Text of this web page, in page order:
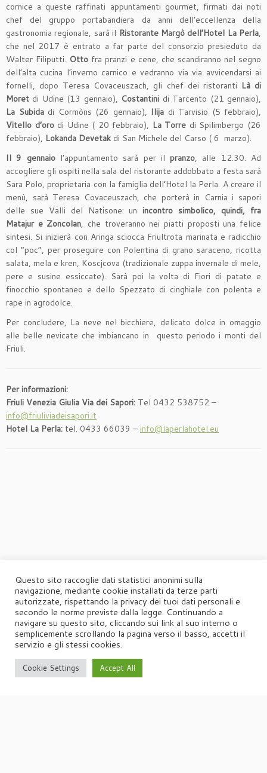
cornice a queste raffinati appuntamenti gourmet, firmati dai noti
chef del gruppo portabandiera da anni dell’eccellenza della
gastronomia regionale, sarà il Ristorante Margò dell’Hotel La Perla,
che nel 2017 è entrato a far parte del consorzio presieduto da
Walter Filiputti. Otto fra pranzi e cene, che scandiranno nel segno
dell’alta cucina l’inverno carnico e vedranno via via avvicendarsi ai
fornelli, dopo Teresa Covaceuszach, gli chef dei ristoranti Là di
Moret di Udine (13 gennaio), Costantini di Tarcento (21 gennaio),
La Subidadi Cormòns (26 gennaio), Ilija di Tarvisio (5 febbraio),
Vitello d’orodi Udine ( 20 febbraio), La Torre di Spilimbergo (26
febbraio), Lokanda Devetak di San Michele del Carso ( 6 marzo).
Il 9 gennaiol’appuntamento sarà per il pranzo, alle 12.30. Ad
accogliere gli ospiti nella sala del ristorante addobbato a festa sarà
Sara Polo, proprietaria con la famiglia dell’Hotel la Perla. A creare il
menù, sarà Teresa Covaceuszach, che porterà in Carnia i sapori
delle sue Valli del Natisone: un incontro simbolico, quindi, fra
Matajur e Zoncolan, che troveranno nei piatti proposti una felice
sintesi. Si inizierà con Aringa sciocca Friultrota marinata e radicchio
col “poc”, per proseguire con Polentina di grano saraceno, ricotta
salata, mela e kren, Koscjcova (tradizionale zuppa invernale di mele,
pere e susine essiccate). Sarà poi la volta di Fiori di patate e
finocchio spontaneo e dello Spezzato di cinghiale con polenta e
rape in agrodolce.
Per concludere, La neve nel bicchiere, delicato dolce in omaggio
alle belle nevicate che imbiancano in questo periodo i monti del
Friuli.
Per informazioni:
Friuli Venezia Giulia Via dei Sapori: Tel 0432 538752 –
info@friuliviadeisapori.it
Hotel La Perla: tel. 0433 66039 – info@laperlahotel.eu
·© 2026Agorà·Powered by ·Designed con il
Questo sito raccoglie dati statistici anonimi sulla
navigazione, mediante cookie installati da terze parti
autorizzate, rispettando la privacy dei tuoi dati personali e
secondo le norme previste dalla legge. Continuando a
navigare su questo sito, cliccando sui link al suo interno o
semplicemente scrollando la pagina verso il basso, accetti il
servizio e gli stessi cookies.
Cookie Settings Accept All